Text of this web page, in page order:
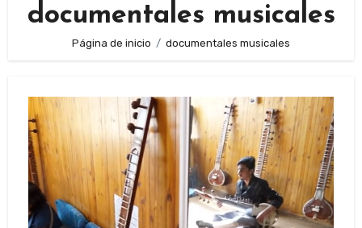
documentales musicales
Página de inicio documentales musicales